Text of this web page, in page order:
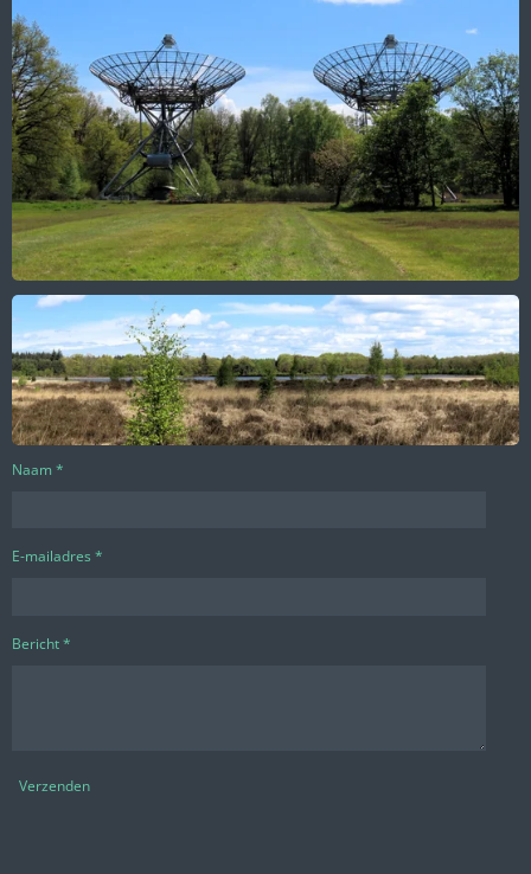
Naam *
E-mailadres *
Bericht *
Verzenden